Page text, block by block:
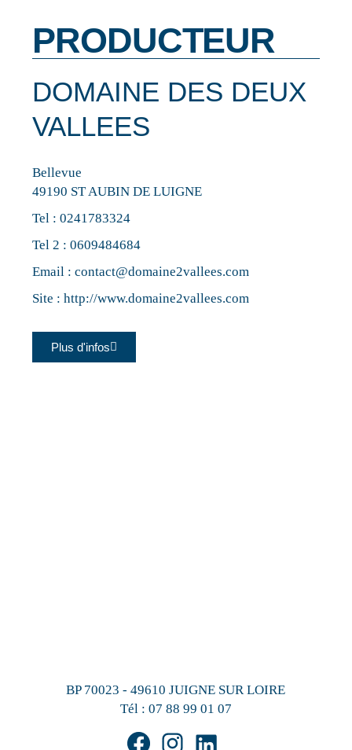
PRODUCTEUR
DOMAINE DES DEUX
VALLEES
Bellevue
49190 ST AUBIN DE LUIGNE
Tel :0241783324
Tel 2 :0609484684
Email :contact@domaine2vallees.com
Site :http://www.domaine2vallees.com
Plus d'infos
BP 70023 - 49610 JUIGNE SUR LOIRE
Tél : 07 88 99 01 07